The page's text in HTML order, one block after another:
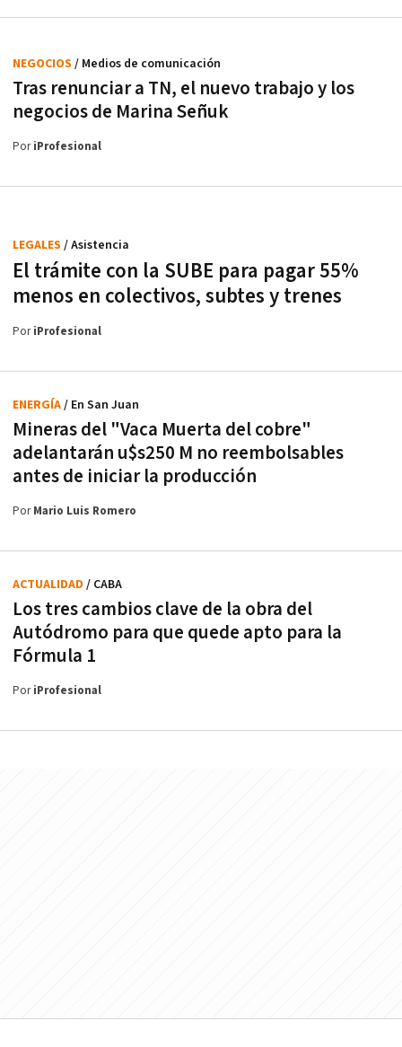
Tras renunciar a TN, el nuevo trabajo y los
negocios de Marina Señuk
NEGOCIOS / Medios de comunicación
PoriProfesional
El trámite con la SUBE para pagar 55%
menos en colectivos, subtes y trenes
LEGALES / Asistencia
PoriProfesional
Mineras del "Vaca Muerta del cobre"
adelantarán u$s250 M no reembolsables
antes de iniciar la producción
ENERGÍA/ En San Juan
PorMario Luis Romero
Los tres cambios clave de la obra del
Autódromo para que quede apto para la
Fórmula 1
ACTUALIDAD / CABA
PoriProfesional